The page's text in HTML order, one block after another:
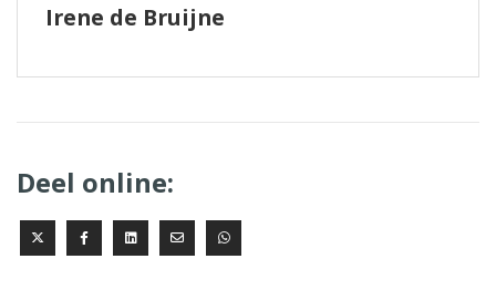
Irene de Bruijne
Deel online: